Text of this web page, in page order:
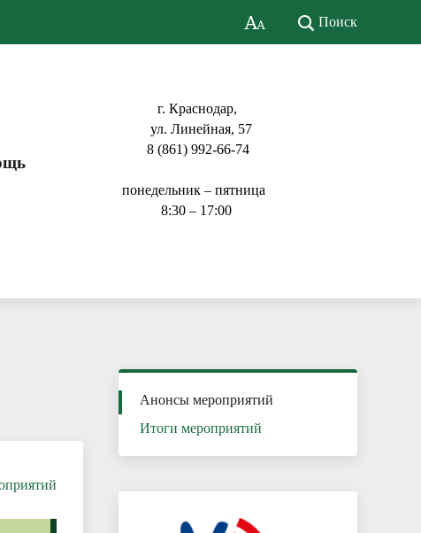
Поиск
г. Краснодар,
ул. Линейная, 57
8 (861) 992-66-74
понедельник – пятница
8:30 – 17:00
Анонсы мероприятий
Итоги мероприятий